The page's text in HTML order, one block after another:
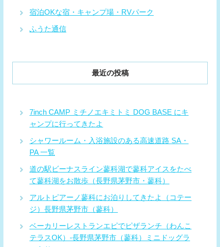
宿泊OKな宿・キャンプ場・RVパーク
ふうた通信
最近の投稿
7inch CAMP ミチノエキミトミ DOG BASE にキ
ャンプに行ってきたよ
シャワールーム・入浴施設のある高速道路 SA・
PA 一覧
道の駅ビーナスライン蓼科湖で蓼科アイスをたべ
て蓼科湖をお散歩（長野県茅野市・蓼科）
アルトピアーノ蓼科にお泊りしてきたよ（コテー
ジ）長野県茅野市（蓼科）
ベーカリーレストランエピでピザランチ（わんこ
テラスOK）-長野県茅野市（蓼科）ミニドッグラ